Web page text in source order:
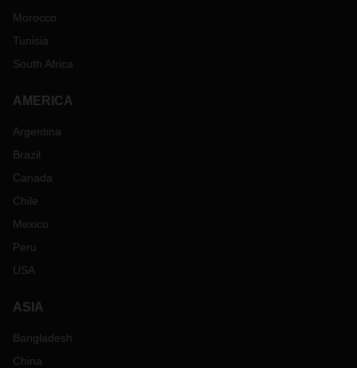
Morocco
Tunisia
South Africa
AMERICA
Argentina
Brazil
Canada
Chile
Mexico
Peru
USA
ASIA
Bangladesh
China